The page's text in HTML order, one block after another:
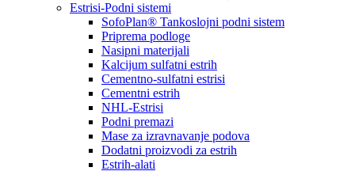
Estrisi-Podni sistemi
SofoPlan® Tankoslojni podni sistem
Priprema podloge
Nasipni materijali
Kalcijum sulfatni estrih
Cementno-sulfatni estrisi
Cementni estrih
NHL-Estrisi
Podni premazi
Mase za izravnavanje podova
Dodatni proizvodi za estrih
Estrih-alati